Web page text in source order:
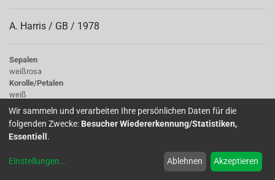
A. Harris / GB / 1978
Sepalen
weißrosa
Korolle/Petalen
weiß
Knospe/Blüte
gefüllt, mittelgross
Wuchs
stehend
Wir sammeln und verarbeiten Ihre persönlichen Daten für die
folgenden Zwecke: Besucher Wiedererkennung/Statistiken,
Essentiell .
Einstellungen... Ablehnen Akzeptieren